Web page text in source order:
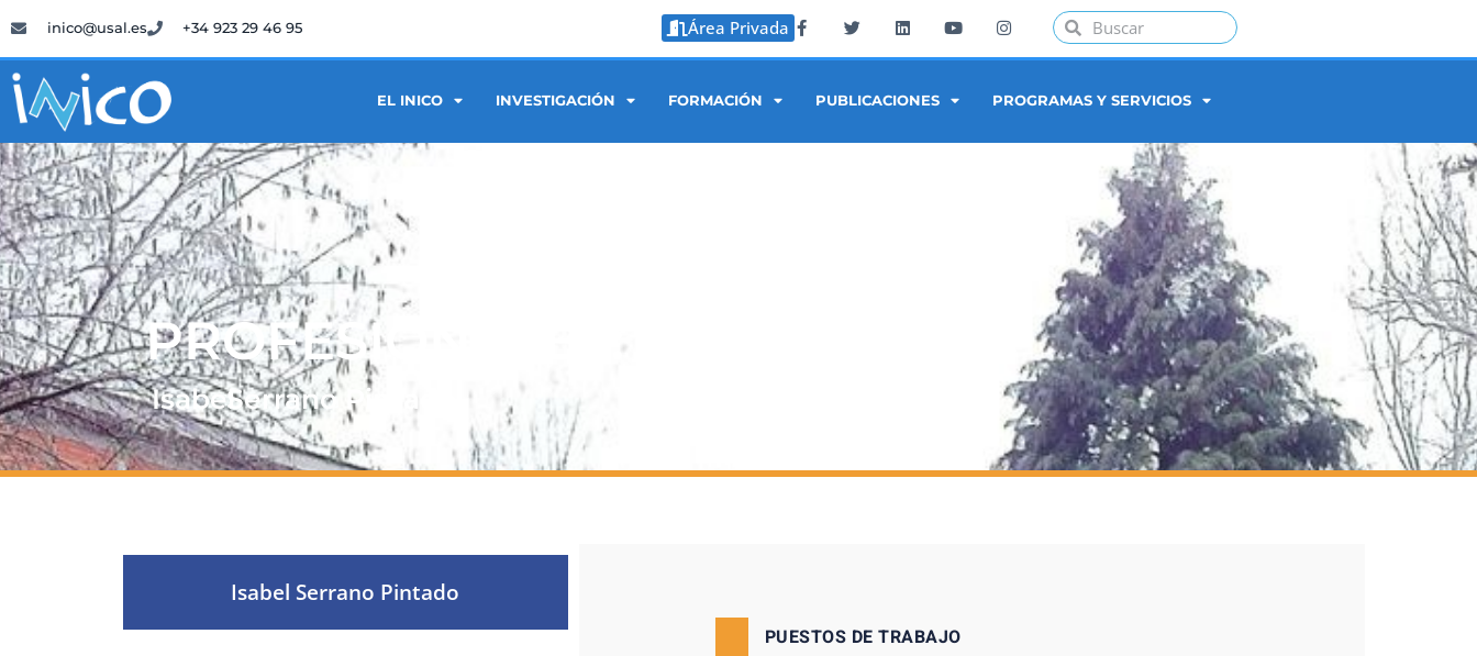
inico@usal.es +34 923 29 46 95 Área Privada
EL INICO INVESTIGACIÓN FORMACIÓN PUBLICACIONES PROGRAMAS Y SERVICIOS
PROFESIONALES:
IsabelSerrano Pintado
Isabel Serrano Pintado
PUESTOS DE TRABAJO